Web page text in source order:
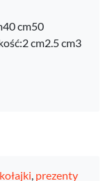
cm50
cm2.5 cm3
, prezenty